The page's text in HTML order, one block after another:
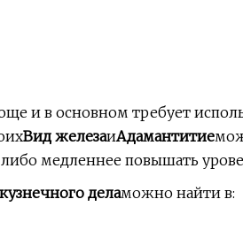
и в основном требует
Вид железаиАдамантитие
медленнее повышать
деламожно найти в: